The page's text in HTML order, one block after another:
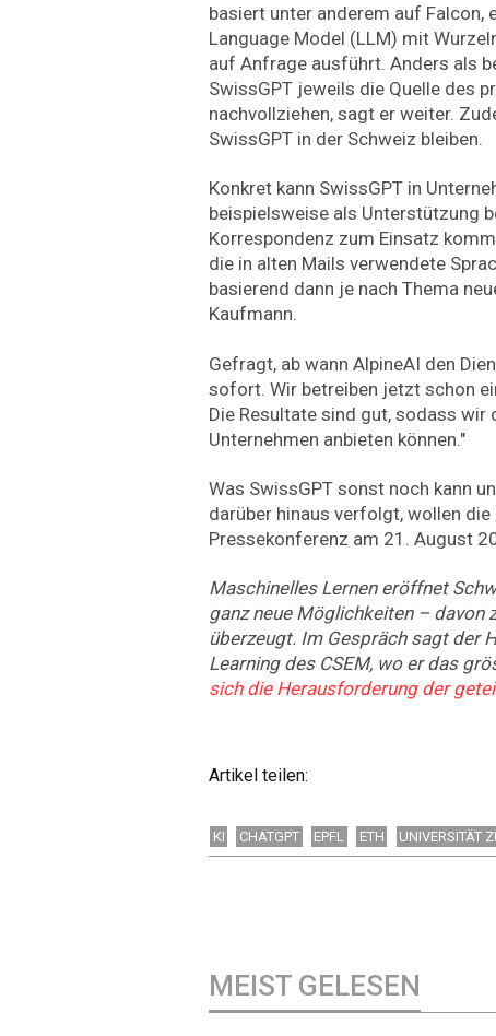
basiert unter anderem auf Falcon,
Language Model (LLM) mit
auf Anfrage ausführt. Anders als
SwissGPT jeweils die Quelle des
nachvollziehen, sagt er weiter.
SwissGPT in der Schweiz bleiben.
Konkret kann SwissGPT in
beispielsweise als Unterstützung
Korrespondenz zum Einsatz
die in alten Mails verwendete
basierend dann je nach Thema
Kaufmann.
Gefragt, ab wann AlpineAI den
sofort. Wir betreiben jetzt schon
Die Resultate sind gut, sodass wir
Unternehmen anbieten können."
Was SwissGPT sonst noch kann
darüber hinaus verfolgt, wollen die
Pressekonferenz am 21. August
Maschinelles Lernen eröffnet
ganz neue Möglichkeiten – davon
überzeugt. Im Gespräch sagt der
Learning des CSEM, wo er das
sich die Herausforderung der
Artikel teilen:
KI CHATGPT EPFL ETH UNIVERSITÄT
MEIST GELESEN